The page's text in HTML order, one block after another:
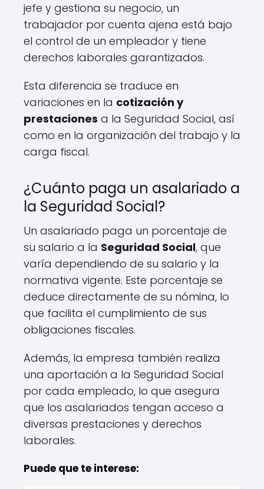
jefe y gestiona su negocio, un
trabajador por cuenta ajena está bajo
el control de un empleador y tiene
derechos laborales garantizados.
Esta diferencia se traduce en
variaciones en la cotización y
prestaciones a la Seguridad Social, así
como en la organización del trabajo y la
carga fiscal.
¿Cuánto paga un asalariado a
la Seguridad Social?
Un asalariado paga un porcentaje de
su salario a la Seguridad Social, que
varía dependiendo de su salario y la
normativa vigente. Este porcentaje se
deduce directamente de su nómina, lo
que facilita el cumplimiento de sus
obligaciones fiscales.
Además, la empresa también realiza
una aportación a la Seguridad Social
por cada empleado, lo que asegura
que los asalariados tengan acceso a
diversas prestaciones y derechos
laborales.
Puede que te interese: